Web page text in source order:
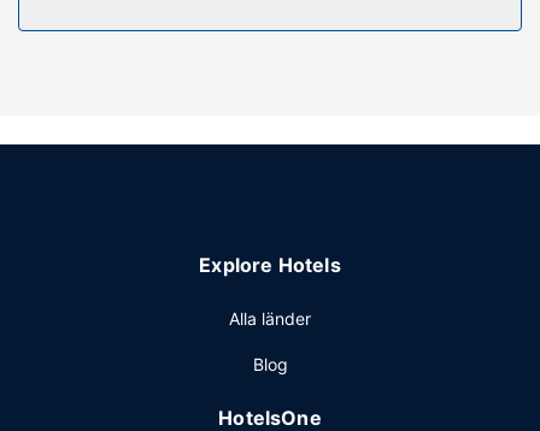
Explore Hotels
Alla länder
Blog
HotelsOne